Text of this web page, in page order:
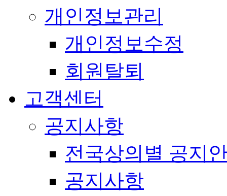
개인정보관리
개인정보수정
회원탈퇴
고객센터
공지사항
전국상의별 공지
공지사항